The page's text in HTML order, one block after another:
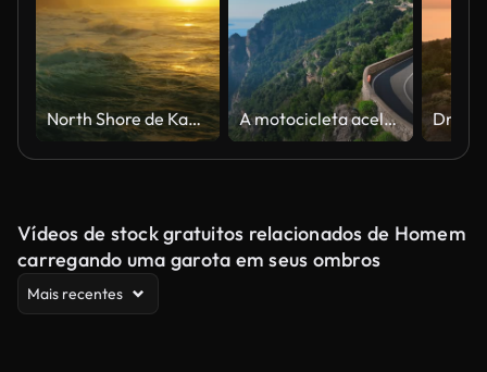
North Shore de Kauai, Costa de Na Pali, Ke'e Beach A motocicleta acelera pelas curvas com vista para o mar da Costa Amalfitana.
Vídeos de stock gratuitos relacionados de Homem
carregando uma garota em seus ombros
Mais recentes